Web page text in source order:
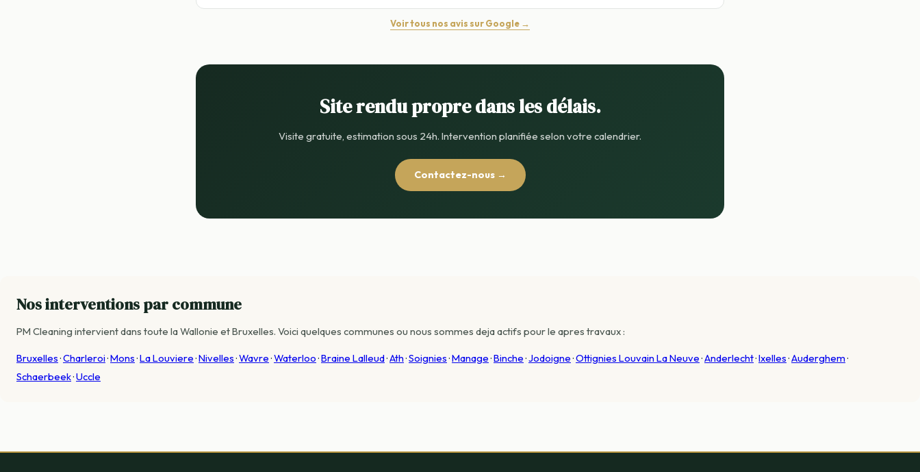
Voir tous nos avis sur Google →
Site rendu propre dans les délais.
Visite gratuite, estimation sous 24h. Intervention planifiée selon votre calendrier.
Contactez-nous →
Nos interventions par commune
PM Cleaning intervient dans toute la Wallonie et Bruxelles. Voici quelques communes ou nous sommes deja actifs pour le apres travaux :
Bruxelles·Charleroi·Mons·La Louviere·Nivelles·Wavre·Waterloo·Braine Lalleud·Ath·Soignies·Manage·Binche·Jodoigne·Ottignies Louvain La Neuve·Anderlecht·Ixelles·Auderghem·
Schaerbeek·Uccle